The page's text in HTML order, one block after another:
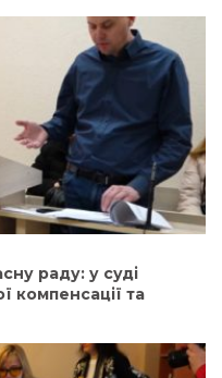
раду: у суді
компенсації та